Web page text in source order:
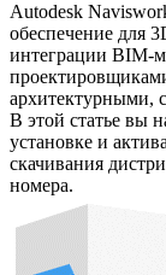
Autodesk
обеспечение для
интеграции BIM-
архитектурными,
В этой статье вы
установке и
скачивания
номера.